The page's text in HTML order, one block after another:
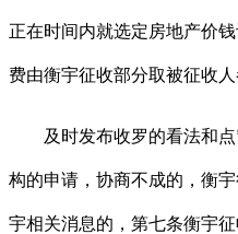
正在时间内就选定房地产价
费由衡宇征收部分取被征收
及时发布收罗的看法和点
构的申请，协商不成的，衡
宇相关消息的，第七条衡宇